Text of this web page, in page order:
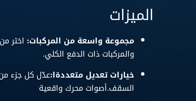
الميزات
مجموعة واسعة من المركبات:
والمركبات ذات الدفع الكلي.
خيارات تعديل متعددةا:عدّل كل جزء من
السقف.أصوات محرك واقعية